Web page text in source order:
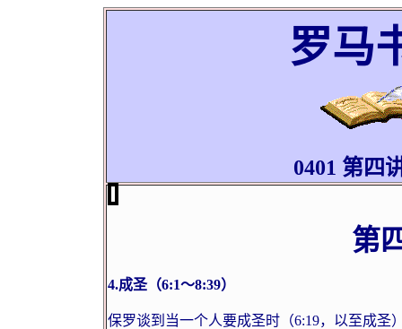
罗马
0401 第四
第
4.成圣（6:1～8:39）
保罗谈到当一个人要成圣时（6:19，以至成圣